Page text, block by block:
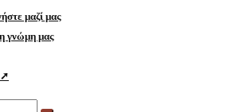
μαζί μας
γνώμη μας
➚